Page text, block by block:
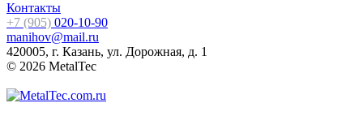
Контакты
+7 (905) 020-10-90
manihov@mail.ru
420005, г. Казань, ул. Дорожная, д. 1
© 2026 MetalTec